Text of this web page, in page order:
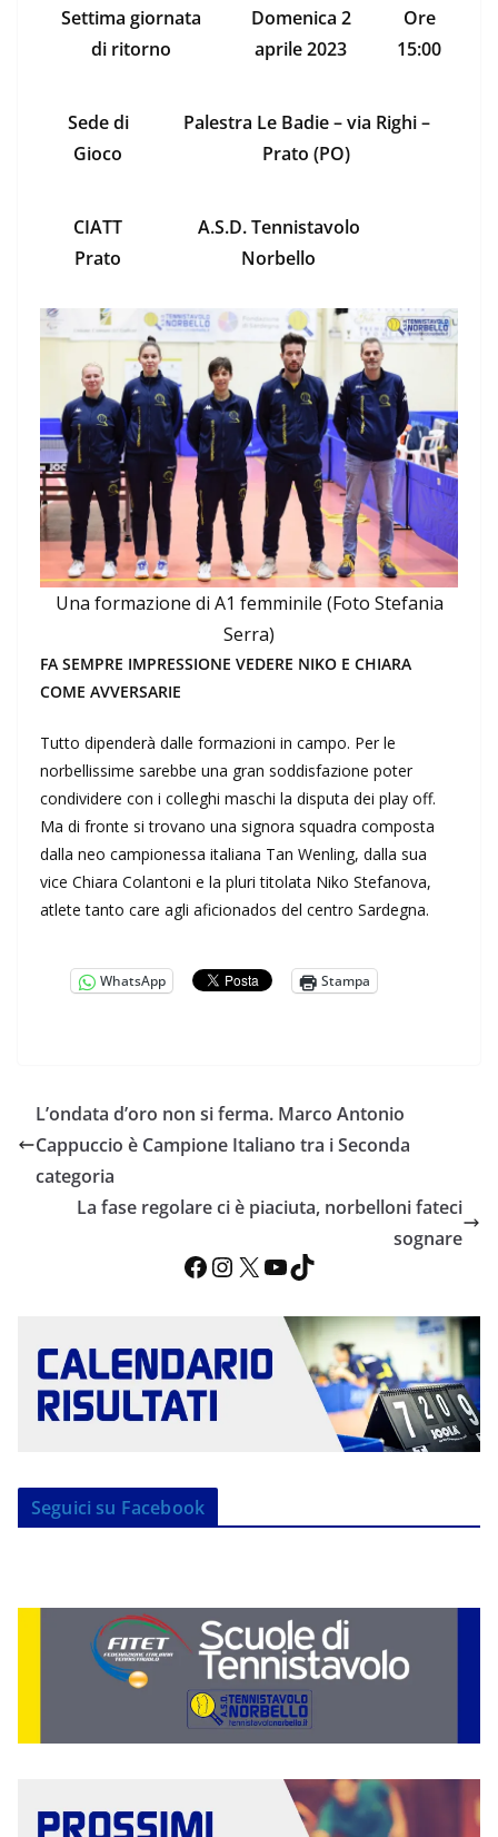
Settima giornata
di ritorno
Domenica 2
aprile 2023
Ore
15:00
Sede di
Gioco
Palestra Le Badie – via Righi –
Prato (PO)
CIATT
Prato
A.S.D. Tennistavolo
Norbello
Una formazione di A1 femminile (Foto Stefania
Serra)
FA SEMPRE IMPRESSIONE VEDERE NIKO E CHIARA
COME AVVERSARIE
Tutto dipenderà dalle formazioni in campo. Per le
norbellissime sarebbe una gran soddisfazione poter
condividere con i colleghi maschi la disputa dei play off.
Ma di fronte si trovano una signora squadra composta
dalla neo campionessa italiana Tan Wenling, dalla sua
vice Chiara Colantoni e la pluri titolata Niko Stefanova,
atlete tanto care agli aficionados del centro Sardegna.
WhatsApp Stampa
L’ondata d’oro non si ferma. Marco Antonio
Cappuccio è Campione Italiano tra i Seconda
categoria
La fase regolare ci è piaciuta, norbelloni fateci
sognare
Facebook InstagramX YouTube TikTok
Seguici su Facebook